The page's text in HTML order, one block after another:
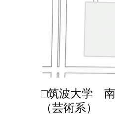
□筑波大学
（芸術系）